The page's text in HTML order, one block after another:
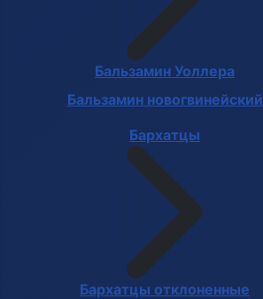
Бальзамин Уоллера
Бальзамин новогвинейский
Бархатцы
Бархатцы отклоненные